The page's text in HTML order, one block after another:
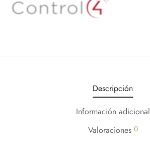
Descripción
Información adicional
Valoraciones 0